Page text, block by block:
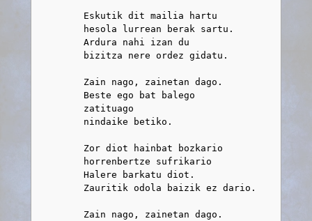
         Eskutik dit mailia hartu
         hesola lurrean berak sartu.
         Ardura nahi izan du
         bizitza nere ordez gidatu.
         Zain nago, zainetan dago.
         Beste ego bat balego
         zatituago
         nindaike betiko.
         Zor diot hainbat bozkario
         horrenbertze sufrikario
         Halere barkatu diot.
         Zauritik odola baizik ez dario.
         Zain nago, zainetan dago.